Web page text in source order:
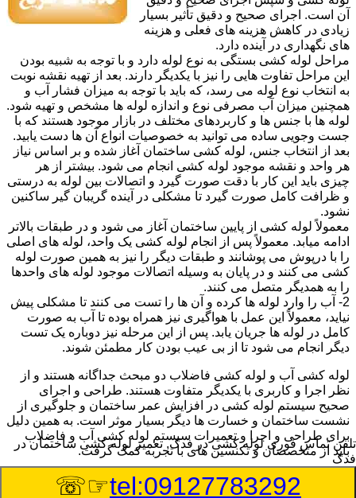
آن است. اجرای صحیح و دقیق تأثیر بسیار
زیادی در کاهش هزینه های فعلی و هزینه
های نگهداری در آینده دارد.
مراحل لوله کشی بستگی به نوع لوله دارد و با توجه به شبیه بودن
این مراحل تفاوت هایی را نیز با یکدیگر دارند. بعد از تهیه نقشه نوبت
به انتخاب نوع لوله می رسد، که باید با توجه به میزان فشار آب و
همچنین میزان آب مصرفی نوع و اندازه لوله ها مشخص و تهیه شود.
لوله ها با جنس ها و کاربردهای مختلف در بازار موجود هستند که با
جست وجویی ساده می توانید به خصوصیات انواع آن ها دست یابید.
بعد از انتخاب جنس، لوله کشی ساختمان آغاز شده و بر اساس نیاز
هر واحد و نقشه موجود لوله کشی انجام می شود. بیشتر از هر
چیزی باید این کار با دقت صورت گیرد و اتصالات بین لوله به درستی
و ظرافت کامل صورت گیرد تا مشکلی در آینده گریبان گیر ساکنین
نشود.
معمولاً لوله کشی از پایین ساختمان آغاز می شود و در طبقات بالاتر
ادامه میابد. معمولاً پس از انجام لوله کشی یک واحد، لوله های اصلی
را با درپوش می پوشانند و طبقات دیگر را نیز به همین صورت لوله
کشی می کنند و در پایان به وسیله اتصالات موجود لوله های واحدها
را به همدیگر متصل می کنند.
2- آب را وارد لوله ها کرده و آن ها را تست می کنند تا مشکلی پیش
نیاید، معمولاً این عمل با هواگیری نیز همراه بوده تا آب به صورت
کامل در لوله ها جریان یابد. پس از این مرحله نیز دوباره یک تست
دیگر انجام می شود تا از بی عیب بودن کار مطمئن شوند.
لوله کشی آب و لوله کشی فاضلاب دو مبحث جداگانه هستند و از
نظر اجرا و کاربری با یکدیگر متفاوت هستند. طراحی و اجرای
صحیح سیستم لوله کشی در افزایش عمر ساختمان و جلوگیری از
نشست ساختمان و خسارت ها دیگر بسیار موثر است. به همین دلیل
برای طراحی و اجرا و تعمیرات سیستم لوله کشی آب و فاضلاب
باید از متخصصان و تکنسین های با تجربه کمک گرفت.
:Published Date
تلفن تماس فوریلوله کشی در فدک, تعمیر لوله کشی ساختمان در
فدک
tel:09127783292
☞☏